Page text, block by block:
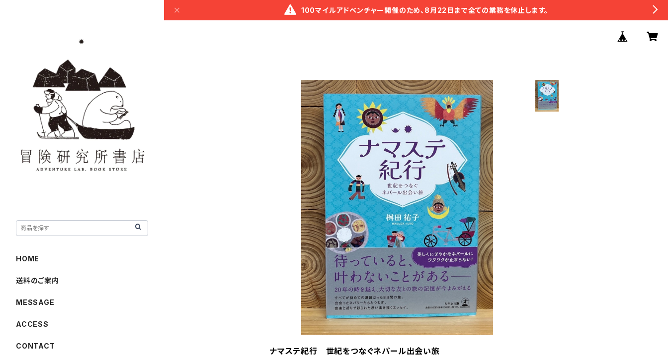
100マイルアドベンチャー開催のため、8月22日まで全ての業務を休止します。
ナマステ紀行 世紀をつなぐネパール出会い旅
HOME
送料のご案内
MESSAGE
ACCESS
CONTACT